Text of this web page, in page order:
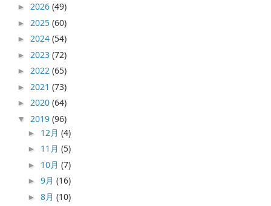
► 2026(49)
► 2025(60)
► 2024(54)
► 2023(72)
► 2022(65)
► 2021(73)
► 2020(64)
▼ 2019(96)
► 12月(4)
► 11月(5)
► 10月(7)
►9月(16)
►8月(10)